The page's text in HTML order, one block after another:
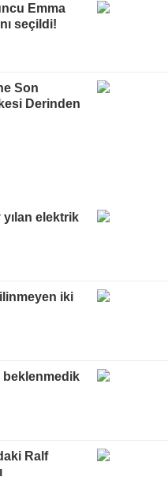
Emma
seçildi!
Son
Derinden
elektrik
iki
beklenmedik
Ralf